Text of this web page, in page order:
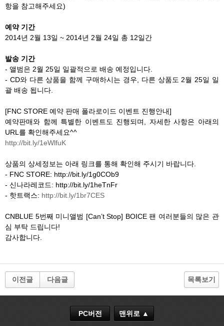
항을 참고해주세요)
예약 기간
2014년 2월 13일 ~ 2014년 2월 24일 총 12일간
발송 기간
- 앨범은 2월 25일 일괄적으로 배송 예정입니다.
- CD와 다른 상품을 함께 구매하시는 경우, 다른 상품도 2월 25일 일
괄 배송 됩니다.
[FNC STORE 예약 판매 폴라로이드 이벤트 진행안내]
예약판매와 함께 특별한 이벤트도 진행되며, 자세한 사항은 아래의
URL를 확인해주세요^^
http://bit.ly/1eWlfuK
상품의 상세정보는 아래 링크를 통해 확인해 주시기 바랍니다.
- FNC STORE: http://bit.ly/1g0COb9
- 신나라레코드: http://bit.ly/1heTnFr
- 핫트랙스: http://bit.ly/1br7CES
CNBLUE 5번째 미니앨범 [Can’t Stop] BOICE 팬 여러분들의 많은 관
심 부탁 드립니다!
감사합니다.
이전글 다음글 목록보기
PC버전 맨위로 ▲